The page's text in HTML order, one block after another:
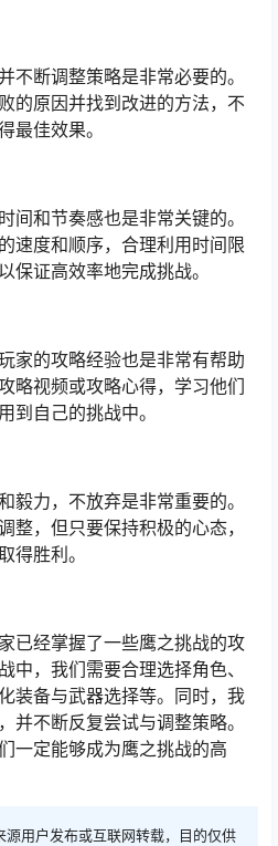
不断调整策略是非常必要的。
的原因并找到改进的方法，不
最佳效果。
间和节奏感也是非常关键的。
速度和顺序，合理利用时间限
保证高效率地完成挑战。
家的攻略经验也是非常有帮助
略视频或攻略心得，学习他们
到自己的挑战中。
毅力，不放弃是非常重要的。
整，但只要保持积极的心态，
得胜利。
已经掌握了一些鹰之挑战的攻
中，我们需要合理选择角色、
装备与武器选择等。同时，我
并不断反复尝试与调整策略。
一定能够成为鹰之挑战的高
源用户发布或互联网转载，目的仅供